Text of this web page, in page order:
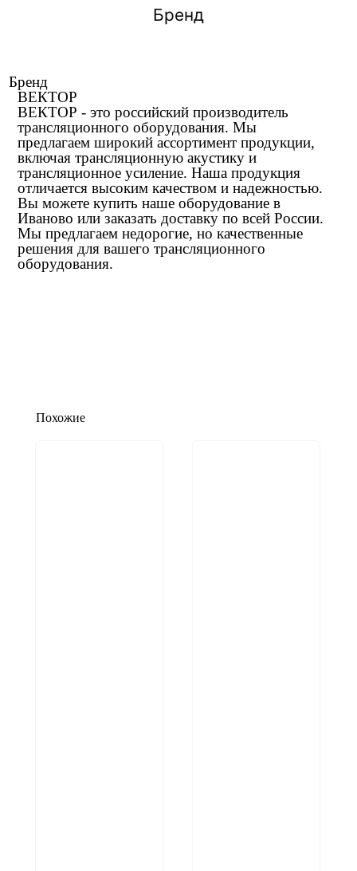
Бренд
Бренд
ВЕКТОР
ВЕКТОР - это российский производитель
трансляционного оборудования. Мы
предлагаем широкий ассортимент продукции,
включая трансляционную акустику и
трансляционное усиление. Наша продукция
отличается высоким качеством и надежностью.
Вы можете купить наше оборудование в
Иваново или заказать доставку по всей России.
Мы предлагаем недорогие, но качественные
решения для вашего трансляционного
оборудования.
Похожие